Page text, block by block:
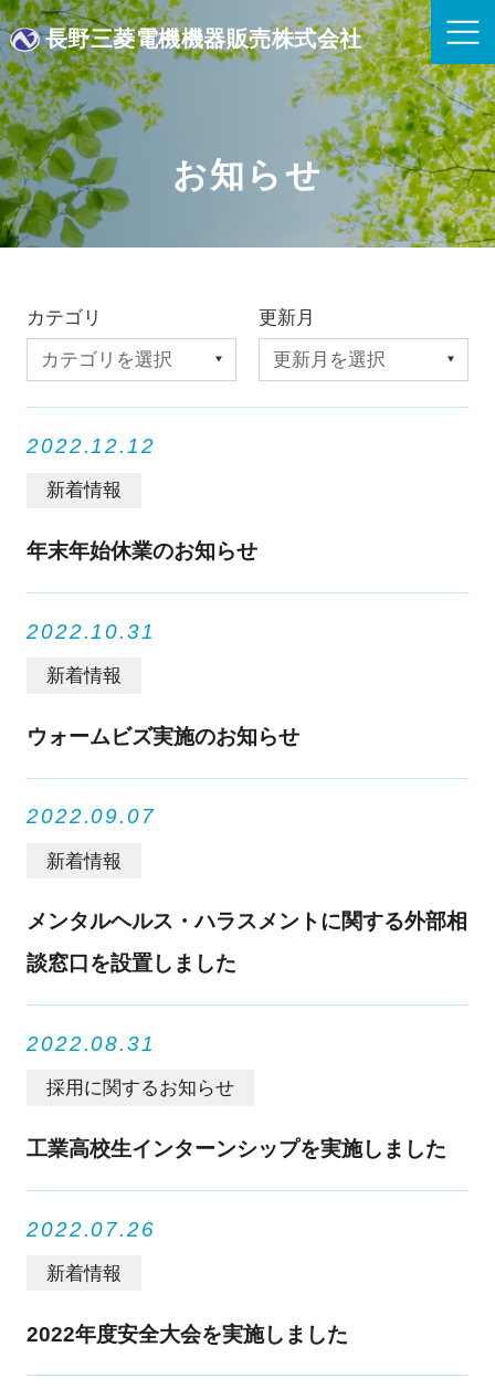
長野三菱電機機器販売株式会社
お知らせ
カテゴリ 更新月
2022.12.12
新着情報
年末年始休業のお知らせ
2022.10.31
新着情報
ウォームビズ実施のお知らせ
2022.09.07
新着情報
メンタルヘルス・ハラスメントに関する外部相
談窓口を設置しました
2022.08.31
採用に関するお知らせ
工業高校生インターンシップを実施しました
2022.07.26
新着情報
2022年度安全大会を実施しました